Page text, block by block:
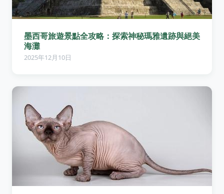
墨西哥旅遊景點全攻略：探索神秘瑪雅遺跡與絕美
海灘
2025年12月10日